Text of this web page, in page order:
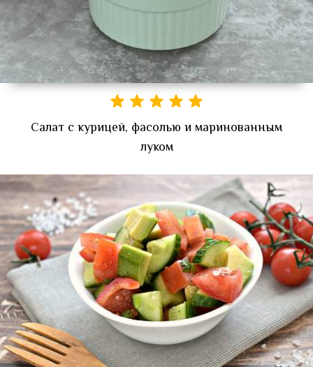
Салат с курицей, фасолью и маринованным
луком